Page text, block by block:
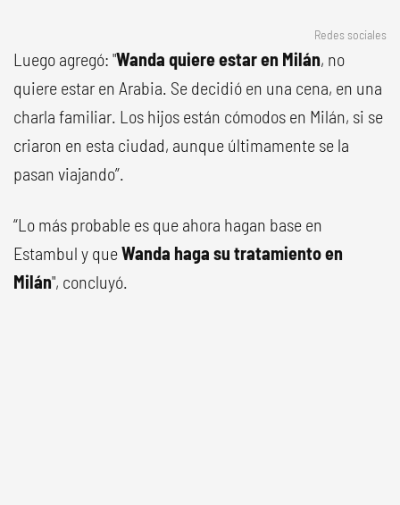
Redes sociales
Luego agregó: "Wanda quiere estar en Milán, no
quiere estar en Arabia. Se decidió en una cena, en una
charla familiar. Los hijos están cómodos en Milán, si se
criaron en esta ciudad, aunque últimamente se la
pasan viajando”.
“Lo más probable es que ahora hagan base en
Estambul y queWanda haga su tratamiento en
Milán", concluyó.